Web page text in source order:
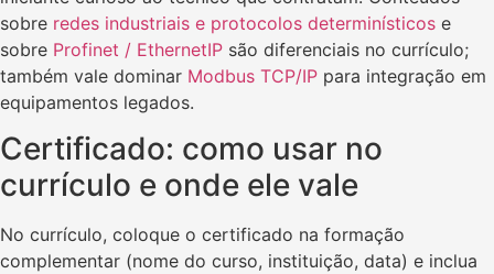
sobre redes industriais e protocolos determinísticos e
sobre Profinet / EthernetIP são diferenciais no currículo;
também vale dominar Modbus TCP/IP para integração em
equipamentos legados.
Certificado: como usar no
currículo e onde ele vale
No currículo, coloque o certificado na formação
complementar (nome do curso, instituição, data) e inclua